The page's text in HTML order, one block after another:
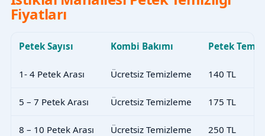
Fiyatları
Petek Sayısı Kombi Bakımı Petek
1- 4 Petek Arası Ücretsiz Temizleme 140 TL
5 – 7 Petek Arası Ücretsiz Temizleme 175 TL
8 – 10 Petek Arası Ücretsiz Temizleme 250 TL